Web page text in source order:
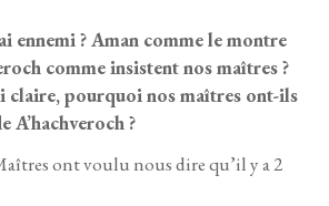
ennemi ? Aman comme le montre
comme insistent nos maîtres ?
claire, pourquoi nos maîtres ont-ils
A’hachveroch ?
ont voulu nous dire qu’il y a 2